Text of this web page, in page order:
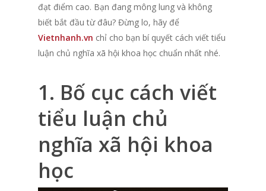
đạt điểm cao. Bạn đang mông lung và không
biết bắt đầu từ đâu? Đừng lo, hãy để
Vietnhanh.vn chỉ cho bạn bí quyết cách viết tiểu
luận chủ nghĩa xã hội khoa học chuẩn nhất nhé.
1. Bố cục cách viết
tiểu luận chủ
nghĩa xã hội khoa
học